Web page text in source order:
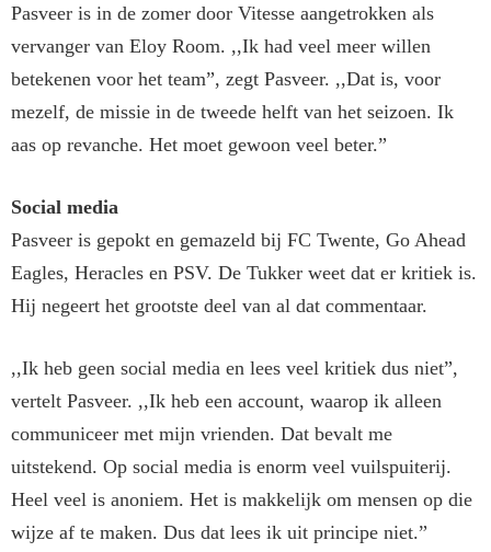
Pasveer is in de zomer door Vitesse aangetrokken als
vervanger van Eloy Room. ,,Ik had veel meer willen
betekenen voor het team”, zegt Pasveer. ,,Dat is, voor
mezelf, de missie in de tweede helft van het seizoen. Ik
aas op revanche. Het moet gewoon veel beter.”
Social media
Pasveer is gepokt en gemazeld bij FC Twente, Go Ahead
Eagles, Heracles en PSV. De Tukker weet dat er kritiek is.
Hij negeert het grootste deel van al dat commentaar.
,,Ik heb geen social media en lees veel kritiek dus niet”,
vertelt Pasveer. ,,Ik heb een account, waarop ik alleen
communiceer met mijn vrienden. Dat bevalt me
uitstekend. Op social media is enorm veel vuilspuiterij.
Heel veel is anoniem. Het is makkelijk om mensen op die
wijze af te maken. Dus dat lees ik uit principe niet.”